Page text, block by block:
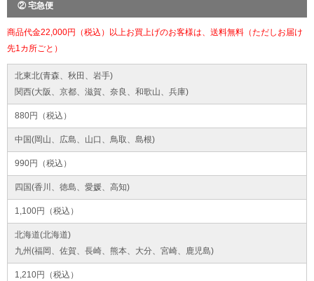
② 宅急便
商品代金22,000円（税込）以上お買上げのお客様は、送料無料（ただしお届け
先1カ所ごと）
北東北(青森、秋田、岩手)
関西(大阪、京都、滋賀、奈良、和歌山、兵庫)
880円（税込）
中国(岡山、広島、山口、鳥取、島根)
990円（税込）
四国(香川、徳島、愛媛、高知)
1,100円（税込）
北海道(北海道)
九州(福岡、佐賀、長崎、熊本、大分、宮崎、鹿児島)
1,210円（税込）